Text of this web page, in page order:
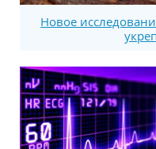
Новое